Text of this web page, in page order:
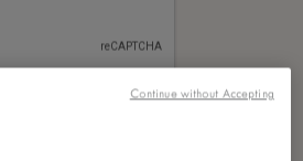
Continue without Accepting